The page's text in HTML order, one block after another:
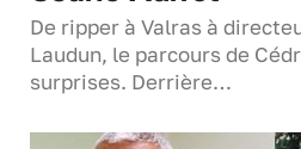
De ripper à Valras à
Laudun, le parcours de
surprises. Derrière…